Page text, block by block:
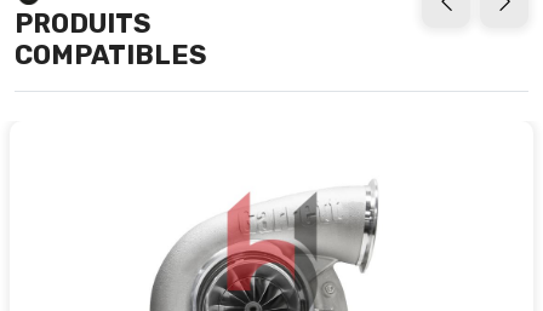
PRODUITS
COMPATIBLES